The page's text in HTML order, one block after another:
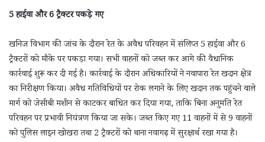
5 हाईवा और 6 ट्रैक्टर पकड़े गए
खनिज विभाग की जांच के दौरान रेत के अवैध परिवहन में संलिप्त 5 हाईवा और 6
ट्रैक्टरों को मौके पर पकड़ा गया। सभी वाहनों को जब्त कर आगे की वैधानिक
कार्रवाई शुरू कर दी गई है। कार्रवाई के दौरान अधिकारियों ने नवापारा रेत खदान क्षेत्र
का निरीक्षण किया। अवैध गतिविधियों पर रोक लगाने के लिए खदान तक पहुंचने वाले
मार्ग को जेसीबी मशीन से काटकर बाधित कर दिया गया, ताकि बिना अनुमति रेत
परिवहन पर प्रभावी नियंत्रण किया जा सके। जब्त किए गए 11 वाहनों में से 9 वाहनों
को पुलिस लाइन खोखरा तथा 2 ट्रैक्टरों को थाना नवागढ़ में सुरक्षार्थ रखा गया है।